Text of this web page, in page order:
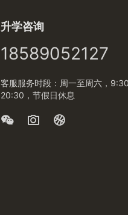
升学咨询
18589052127
客服服务时段：周一至周六，
20:30，节假日休息